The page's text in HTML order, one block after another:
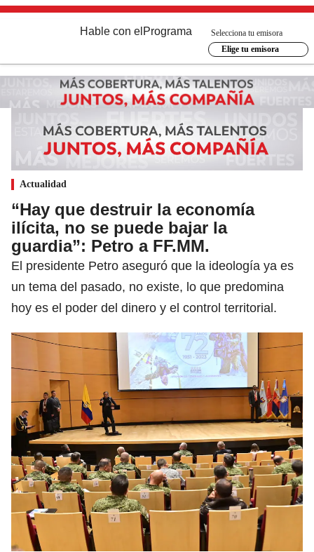
Hable con el Programa
Selecciona tu emisora
Elige tu emisora
Actualidad
“Hay que destruir la economía
ilícita, no se puede bajar la
guardia”: Petro a FF.MM.
El presidente Petro aseguró que la ideología ya es
un tema del pasado, no existe, lo que predomina
hoy es el poder del dinero y el control territorial.